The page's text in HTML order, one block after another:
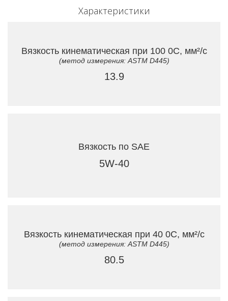
Характеристики
Вязкость кинематическая при 100 0C, мм²/с
(метод измерения: ASTM D445)
13.9
Вязкость по SAE
5W-40
Вязкость кинематическая при 40 0C, мм²/с
(метод измерения: ASTM D445)
80.5